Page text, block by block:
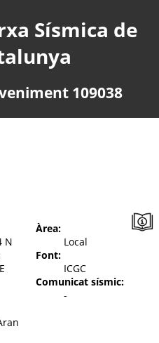
Sísmica de
109038
N
Àrea:
Local
Font:
ICGC
Comunicat sísmic:
-